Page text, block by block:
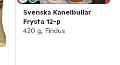
Svenska Kanelbullar
Frysta 12-p
420 g, Findus